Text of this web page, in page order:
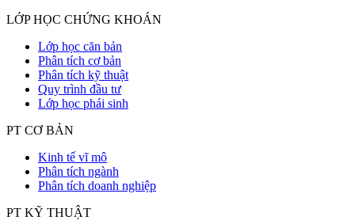
LỚP HỌC CHỨNG KHOÁN
Lớp học căn bản
Phân tích cơ bản
Phân tích kỹ thuật
Quy trình đầu tư
Lớp học phái sinh
PT CƠ BẢN
Kinh tế vĩ mô
Phân tích ngành
Phân tích doanh nghiệp
PT KỸ THUẬT